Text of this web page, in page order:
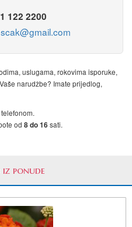
122 2200
uslugama, rokovima isporuke,
narudžbe? Imate prijedlog,
od 8 do 16 sati.
ponude